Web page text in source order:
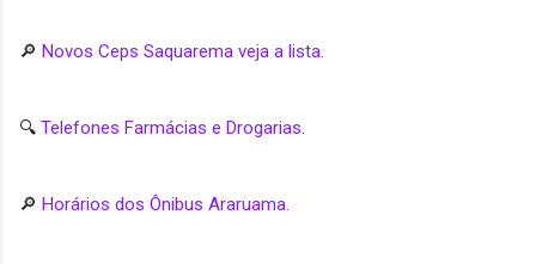
🔎 Novos Ceps Saquarema veja a lista.
🔍 Telefones Farmácias e Drogarias.
🔎 Horários dos Ônibus Araruama.